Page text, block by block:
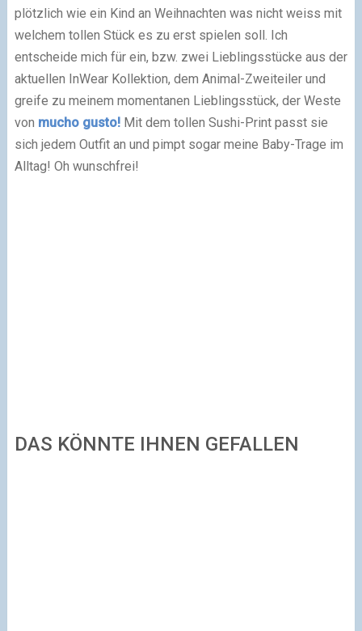
plötzlich wie ein Kind an Weihnachten was nicht weiss mit
welchem tollen Stück es zu erst spielen soll. Ich
entscheide mich für ein, bzw. zwei Lieblingsstücke aus der
aktuellen InWear Kollektion, dem Animal-Zweiteiler und
greife zu meinem momentanen Lieblingsstück, der Weste
von mucho gusto!Mit dem tollen Sushi-Print passt sie
sich jedem Outfit an und pimpt sogar meine Baby-Trage im
Alltag! Oh wunschfrei!
DAS KÖNNTE IHNEN GEFALLEN